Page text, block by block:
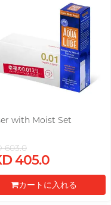
with Moist Set
603.0
405.0
カートに入れる
$200, Get Gillette Labs
Exfoliating Bar Razorr at
特典へ